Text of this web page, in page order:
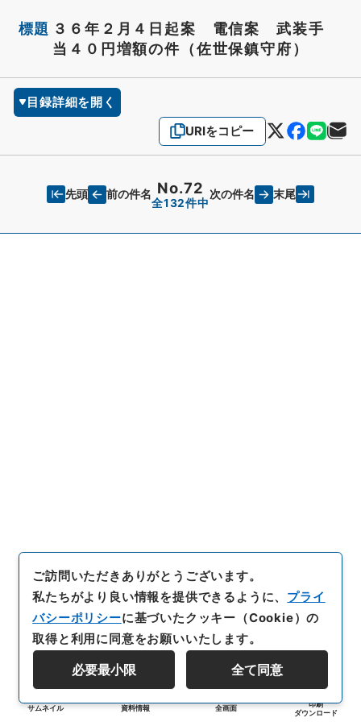
標題 ３６年２月４日起案 電信案 武装手
当４０円増額の件（佐世保鎮守府）
目録詳細を開く
URIをコピー
先頭 前の件名 No.72
全132件中
次の件名 末尾
サムネイル 資料情報 全画面
印刷
ダウンロード
ご訪問いただきありがとうございます。
私たちがより良い情報を提供できるように、 プライ
バシーポリシーに基づいたクッキー（Cookie）の
取得と利用に同意をお願いいたします。
必要最小限 全て同意